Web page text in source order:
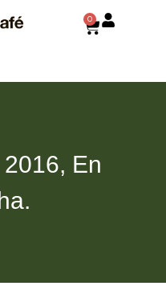
0
En